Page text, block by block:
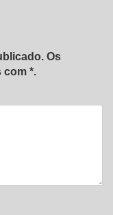
Os
com *.